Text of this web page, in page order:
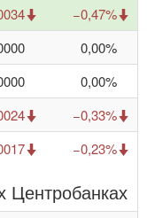
−0,47%
0,00%
0,00%
−0,33%
−0,23%
Центробанках